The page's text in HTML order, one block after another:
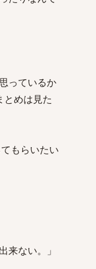
っているか
めは見た
もらいたい
来ない。」